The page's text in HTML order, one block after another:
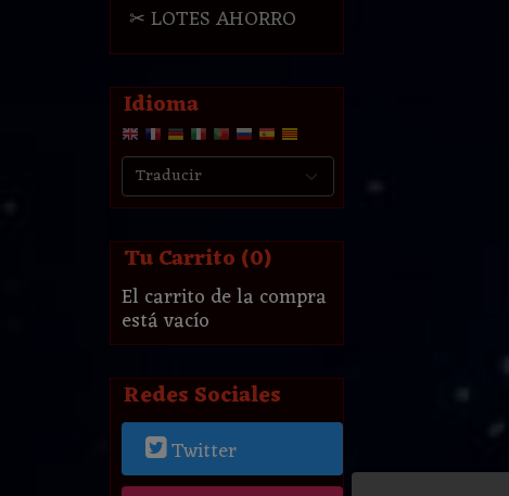
✂ LOTES AHORRO
Idioma
Tu Carrito (0)
El carrito de la compra
está vacío
Redes Sociales
Twitter